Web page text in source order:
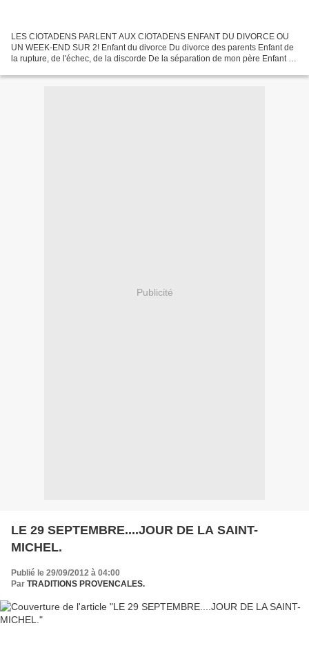
LES CIOTADENS PARLENT AUX CIOTADENS ENFANT DU DIVORCE OU
UN WEEK-END SUR 2! Enfant du divorce Du divorce des parents Enfant de
la rupture, de l'échec, de la discorde De la séparation de mon père Enfant de
Publicité
LE 29 SEPTEMBRE....JOUR DE LA SAINT-
MICHEL.
Publié le 29/09/2012 à 04:00
Par TRADITIONS PROVENCALES.